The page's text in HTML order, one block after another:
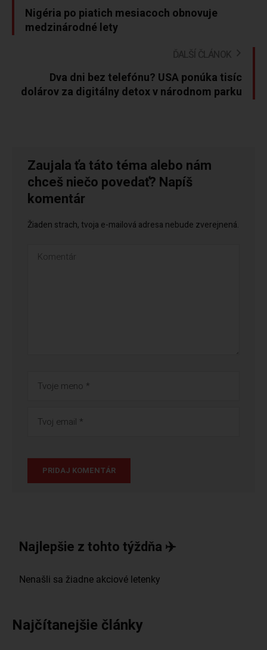
Nigéria po piatich mesiacoch obnovuje
medzinárodné lety
ĎALŠÍ ČLÁNOK
Dva dni bez telefónu? USA ponúka tisíc
dolárov za digitálny detox v národnom parku
Zaujala ťa táto téma alebo nám
chceš niečo povedať? Napíš
komentár
Žiaden strach, tvoja e-mailová adresa nebude zverejnená.
Najlepšie z tohto týždňa ✈️
Najčítanejšie články